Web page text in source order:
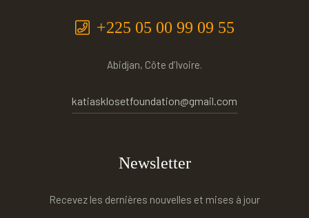
+225 05 00 99 09 55
Abidjan, Côte d’Ivoire.
katiasklosetfoundation@gmail.com
Newsletter
Recevez les dernières nouvelles et mises à jour